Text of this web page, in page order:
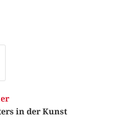
in der Kunst